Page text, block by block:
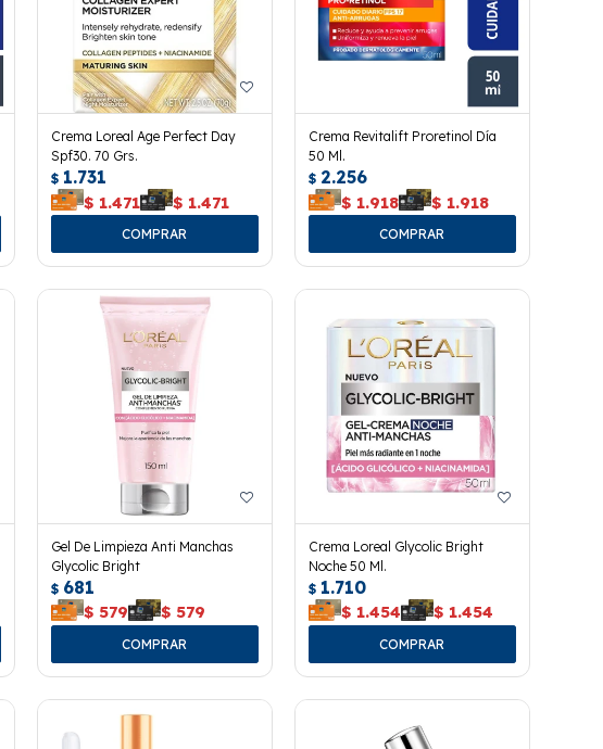
Crema Loreal Age Perfect Day
Spf30. 70 Grs.
$ 1.731
$ 1.471 $ 1.471
Crema Revitalift Proretinol Día
50 Ml.
$ 2.256
$ 1.918 $ 1.918
Gel De Limpieza Anti Manchas
Glycolic Bright
$ 681
$ 579 $ 579
Crema Loreal Glycolic Bright
Noche 50 Ml.
$ 1.710
$ 1.454 $ 1.454